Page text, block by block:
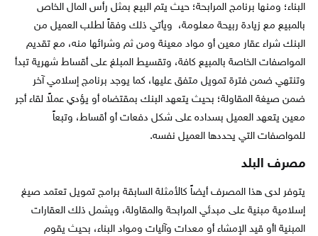
البناء؛ ومنها برنامج المرابحة؛ حيث يتم البيع بمثل رأس المال الخاص
بالمبيع مع زيادة ربيحة معلومة، ويأتي ذلك وفقاً لطلب العميل من
البنك شراء عقار معين أو مواد معينة ومن ثم وشرائها منه، مع تقديم
المواصفات الخاصة بالمبيع كافة، وتقسيط المبلغ على أقساط شهرية تبدأ
وتنتهي ضمن فترة تمويل متفق عليها، كما يوجد برنامج إسلامي آخر
ضمن صيغة المقاولة؛ بحيث يتعهد البنك بمقتضاه أو يؤدي عملاً لقاء أجر
معين يتعهد العميل بسداده على شكل دفعات أو أقساط، وتبعاً
للمواصفات التي يحددها العميل نفسه.
مصرف البلد
يتوفر لدى هذا المصرف أيضاً كالأمثلة السابقة برامج تمويل تعتمد صيغ
إسلامية مبنية على مبدئي المرابحة والمقاولة، ويشمل ذلك العقارات
المبنية اأو قيد الإمشاء أو معدات وآليات ومواد البناء، بحيث يقوم